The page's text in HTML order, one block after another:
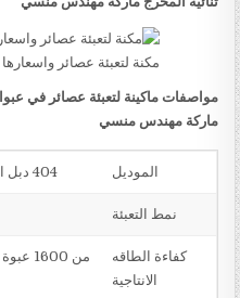
مكنة لتعبئة عصائر واسعارها
ماركة مهندس منسي
الموديل 404 دبل اي ثنائية المخرج ماركة مهندس منسي
نمط التعبئة
كفاءة الطاقه
الانتاجية